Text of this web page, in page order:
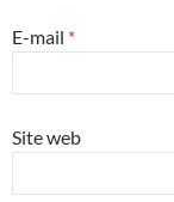
E-mail *
Site web